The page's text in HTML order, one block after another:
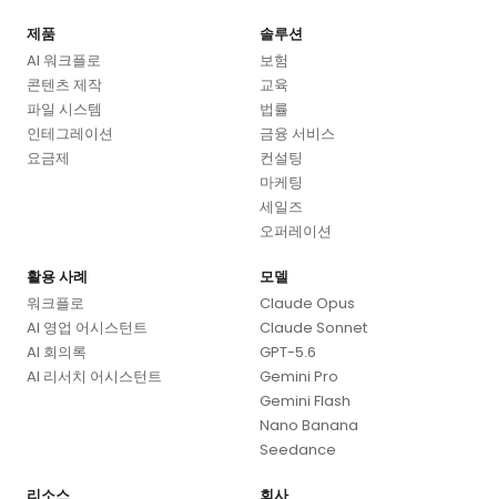
제품
AI 워크플로
콘텐츠 제작
파일 시스템
인테그레이션
요금제
솔루션
보험
교육
법률
금융 서비스
컨설팅
마케팅
세일즈
오퍼레이션
활용 사례
워크플로
AI 영업 어시스턴트
AI 회의록
AI 리서치 어시스턴트
모델
Claude Opus
Claude Sonnet
GPT-5.6
Gemini Pro
Gemini Flash
Nano Banana
Seedance